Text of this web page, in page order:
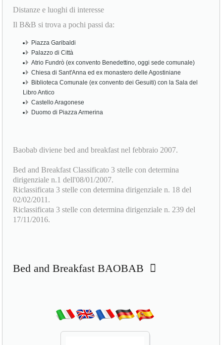
Distanze e luoghi di interesse
Il B&B si trova a pochi passi da:
Piazza Garibaldi
Palazzo di Città
Atrio Fundrò (ex convento Benedettino, oggi sede comunale)
Chiesa di Sant'Anna ed ex monastero delle Agostiniane
Biblioteca Comunale (ex convento dei Gesuiti) con la Sala del
Libro Antico
Castello Aragonese
Duomo di Piazza Armerina
Baobab diviene bed and breakfast nel febbraio 2007.
Bed and Breakfast Classificato 3 stelle con determina
dirigenziale n.1 dell'08/01/2007.
Riclassificata 3 stelle con determina dirigenziale n. 18 del
02/02/2011.
Riclassificata 3 stelle con determina dirigenziale n. 239 del
17/11/2016.
Bed and Breakfast BAOBAB